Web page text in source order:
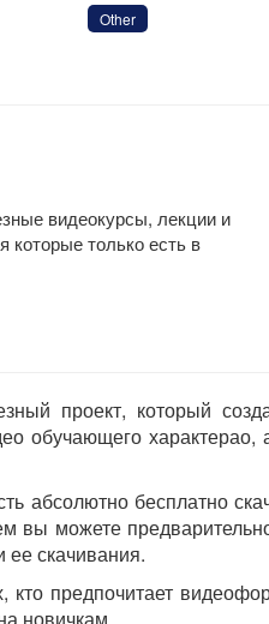
проект, который
обучающего
абсолютно бесплатно
можете
ее скачивания.
кто предпочитает
новичкам.
Other
видеокурсы, лекции и
которые только есть в